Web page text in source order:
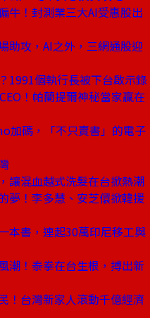
牛！封測業三大AI受惠股出
助攻，AI之外，三網通股迎
1991個執行長被下台啟示錄
！帕蘭提爾神秘當家贏在
加碼，「不只賣書」的電子
讓混血越式洗髮在台掀熱潮
夢！李多慧、安芝儇掀韓援
本書，連起30萬印尼移工與
潮！泰拳在台生根，搏出新
！台灣新家人滾動千億經濟